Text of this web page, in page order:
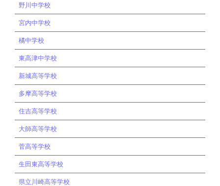
野川中学校
宮内中学校
橘中学校
東高津中学校
新城高等学校
多摩高等学校
住吉高等学校
大師高等学校
菅高等学校
生田東高等学校
県立川崎高等学校